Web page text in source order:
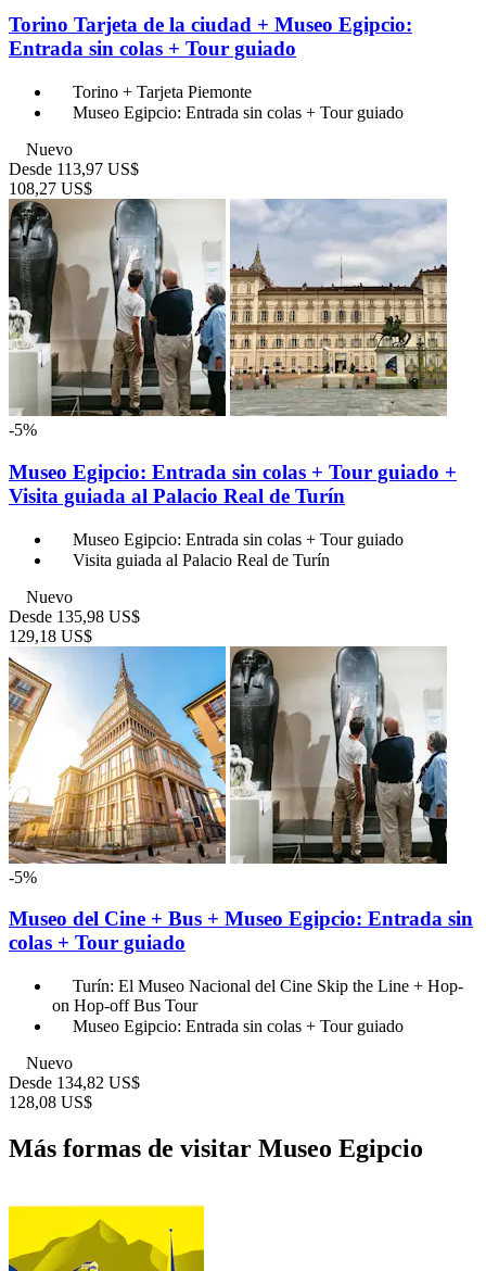
Torino Tarjeta de la ciudad + Museo Egipcio:
Entrada sin colas + Tour guiado
Torino + Tarjeta Piemonte
Museo Egipcio: Entrada sin colas + Tour guiado
Nuevo
Desde 113,97 US$
108,27 US$
-5%
Museo Egipcio: Entrada sin colas + Tour guiado +
Visita guiada al Palacio Real de Turín
Museo Egipcio: Entrada sin colas + Tour guiado
Visita guiada al Palacio Real de Turín
Nuevo
Desde 135,98 US$
129,18 US$
-5%
Museo del Cine + Bus + Museo Egipcio: Entrada sin
colas + Tour guiado
Turín: El Museo Nacional del Cine Skip the Line + Hop-
on Hop-off Bus Tour
Museo Egipcio: Entrada sin colas + Tour guiado
Nuevo
Desde 134,82 US$
128,08 US$
Más formas de visitar Museo Egipcio